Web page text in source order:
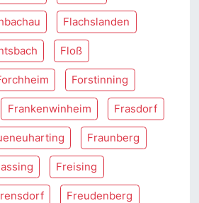
Flachslanden
Floß
Forstinning
Frankenwinheim Frasdorf
Fraunberg
Freising
Freudenberg